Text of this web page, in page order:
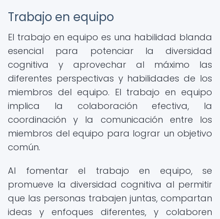
Trabajo en equipo
El trabajo en equipo es una habilidad blanda
esencial para potenciar la diversidad
cognitiva y aprovechar al máximo las
diferentes perspectivas y habilidades de los
miembros del equipo. El trabajo en equipo
implica la colaboración efectiva, la
coordinación y la comunicación entre los
miembros del equipo para lograr un objetivo
común.
Al fomentar el trabajo en equipo, se
promueve la diversidad cognitiva al permitir
que las personas trabajen juntas, compartan
ideas y enfoques diferentes, y colaboren